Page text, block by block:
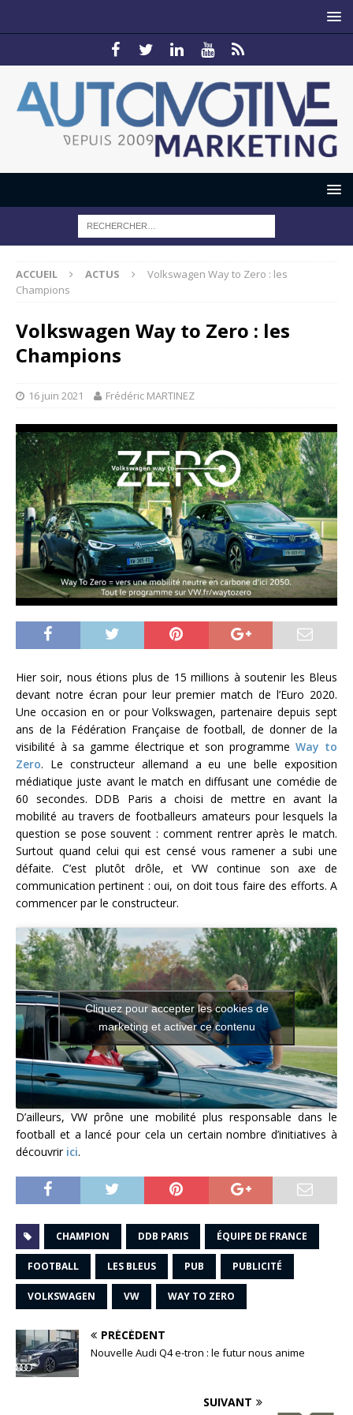
ACCUEIL ACTUS
Volkswagen Way to Zero : les
Champions
Volkswagen Way to Zero : les
Champions
16 juin 2021 Frédéric MARTINEZ
Hier soir, nous étions plus de 15 millions à soutenir les Bleus
devant notre écran pour leur premier match de l’Euro 2020.
Une occasion en or pour Volkswagen, partenaire depuis sept
ans de la Fédération Française de football, de donner de la
visibilité à sa gamme électrique et son programmeWay to
Zero. Le constructeur allemand a eu une belle exposition
médiatique juste avant le match en diffusant une comédie de
60 secondes. DDB Paris a choisi de mettre en avant la
mobilité au travers de footballeurs amateurs pour lesquels la
question se pose souvent : comment rentrer après le match.
Surtout quand celui qui est censé vous ramener a subi une
défaite. C’est plutôt drôle, et VW continue son axe de
communication pertinent : oui, on doit tous faire des efforts. A
commencer par le constructeur.
Cliquez pour accepter les cookies de
marketing et activer ce contenu
D’ailleurs, VW prône une mobilité plus responsable dans le
football et a lancé pour cela un certain nombre d’initiatives à
découvrir ici.
CHAMPION DDB PARIS ÉQUIPE DE FRANCE
FOOTBALL LES BLEUS PUB PUBLICITÉ
VOLKSWAGEN VW WAY TO ZERO
PRÉCÉDENT
Nouvelle Audi Q4 e-tron : le futur nous anime
SUIVANT